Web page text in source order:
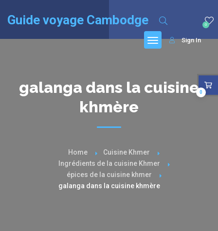
Guide voyage Cambodge 0
Sign In
galanga dans la cuisine
khmère
Home
Cuisine Khmer
Ingrédients de la cuisine Khmer
épices de la cuisine khmer
galanga dans la cuisine khmère
0